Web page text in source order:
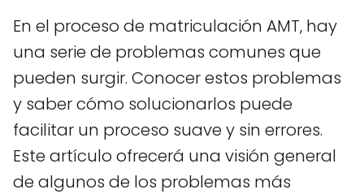
En el proceso de matriculación AMT, hay
una serie de problemas comunes que
pueden surgir. Conocer estos problemas
y saber cómo solucionarlos puede
facilitar un proceso suave y sin errores.
Este artículo ofrecerá una visión general
de algunos de los problemas más